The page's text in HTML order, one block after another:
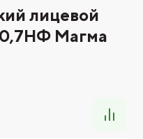
лицевой
Магма